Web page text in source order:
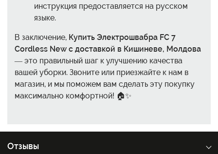
инструкция предоставляется на русском
языке.
В заключение, Купить Электрошвабра FC 7
Cordless New с доставкой в Кишиневе, Молдова
— это правильный шаг к улучшению качества
вашей уборки. Звоните или приезжайте к нам в
магазин, и мы поможем вам сделать эту покупку
максимально комфортной! 🏠✨
Отзывы